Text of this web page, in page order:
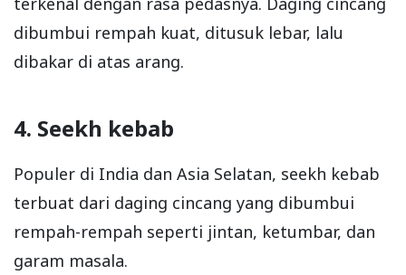
dibumbui rempah kuat, ditusuk lebar, lalu
dibakar di atas arang.
4. Seekh kebab
Populer di India dan Asia Selatan, seekh kebab
terbuat dari daging cincang yang dibumbui
rempah-rempah seperti jintan, ketumbar, dan
garam masala.